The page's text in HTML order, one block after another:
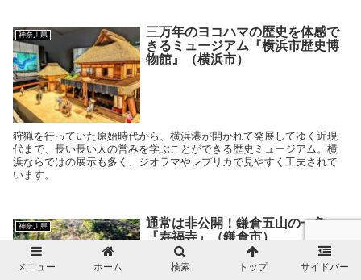
神奈川県
三万年のヨコハマの歴史を体感で
きるミュージアム『横浜市歴史博
物館』（横浜市）
狩猟を行っていた原始時代から、横浜港が開かれて発展してゆく近現
代まで、長い長い人の営みを学ぶことができる歴史ミュージアム。横
浜ならではの展示も多く、ジオラマやレプリカで見やすく工夫されて
います。
神奈川県
通常は非公開！鎌倉五山の一角
『寿福寺』（鎌倉市）
メニュー ホーム 検索 トップ サイドバー